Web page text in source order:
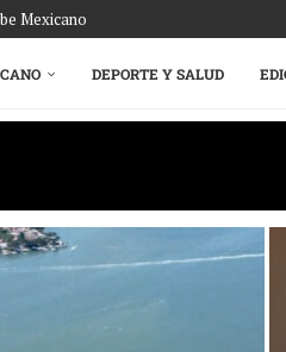
Mexicano
DEPORTE Y SALUD